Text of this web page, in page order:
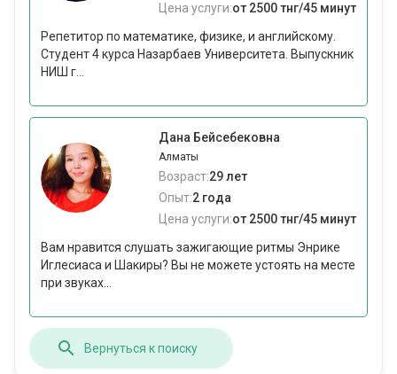
Цена услуги:от 2500 тнг/45 минут
Репетитор по математике, физике, и английскому.
Студент 4 курса Назарбаев Университета. Выпускник
НИШ г...
Дана Бейсебековна
Алматы
Возраст:29 лет
Опыт:2 года
Цена услуги:от 2500 тнг/45 минут
Вам нравится слушать зажигающие ритмы Энрике
Иглесиаса и Шакиры? Вы не можете устоять на месте
при звуках...
Вернуться к поиску